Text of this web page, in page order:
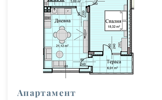
Апартамент